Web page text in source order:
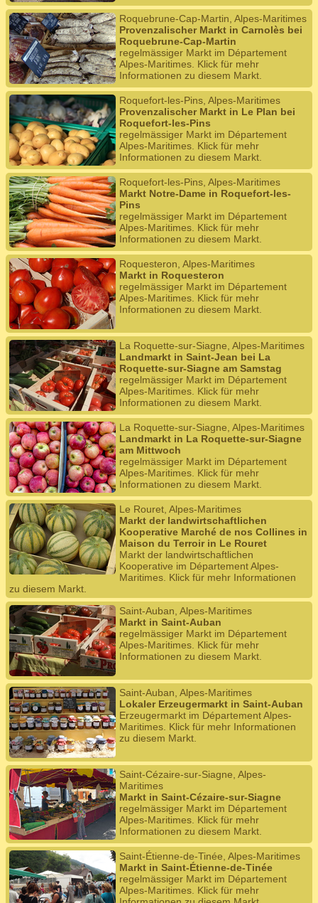
Roquebrune-Cap-Martin, Alpes-Maritimes
Provenzalischer Markt in Carnolès bei
Roquebrune-Cap-Martin
regelmässiger Markt im Département
Alpes-Maritimes. Klick für mehr
Informationen zu diesem Markt.
Roquefort-les-Pins, Alpes-Maritimes
Provenzalischer Markt in Le Plan bei
Roquefort-les-Pins
regelmässiger Markt im Département
Alpes-Maritimes. Klick für mehr
Informationen zu diesem Markt.
Roquefort-les-Pins, Alpes-Maritimes
Markt Notre-Dame in Roquefort-les-
Pins
regelmässiger Markt im Département
Alpes-Maritimes. Klick für mehr
Informationen zu diesem Markt.
Roquesteron, Alpes-Maritimes
Markt in Roquesteron
regelmässiger Markt im Département
Alpes-Maritimes. Klick für mehr
Informationen zu diesem Markt.
La Roquette-sur-Siagne, Alpes-Maritimes
Landmarkt in Saint-Jean bei La
Roquette-sur-Siagne am Samstag
regelmässiger Markt im Département
Alpes-Maritimes. Klick für mehr
Informationen zu diesem Markt.
La Roquette-sur-Siagne, Alpes-Maritimes
Landmarkt in La Roquette-sur-Siagne
am Mittwoch
regelmässiger Markt im Département
Alpes-Maritimes. Klick für mehr
Informationen zu diesem Markt.
Le Rouret, Alpes-Maritimes
Markt der landwirtschaftlichen
Kooperative Marché de nos Collines in
Maison du Terroir in Le Rouret
Markt der landwirtschaftlichen
Kooperative im Département Alpes-
Maritimes. Klick für mehr Informationen
zu diesem Markt.
Saint-Auban, Alpes-Maritimes
Markt in Saint-Auban
regelmässiger Markt im Département
Alpes-Maritimes. Klick für mehr
Informationen zu diesem Markt.
Saint-Auban, Alpes-Maritimes
Lokaler Erzeugermarkt in Saint-Auban
Erzeugermarkt im Département Alpes-
Maritimes. Klick für mehr Informationen
zu diesem Markt.
Saint-Cézaire-sur-Siagne, Alpes-
Maritimes
Markt in Saint-Cézaire-sur-Siagne
regelmässiger Markt im Département
Alpes-Maritimes. Klick für mehr
Informationen zu diesem Markt.
Saint-Étienne-de-Tinée, Alpes-Maritimes
Markt in Saint-Étienne-de-Tinée
regelmässiger Markt im Département
Alpes-Maritimes. Klick für mehr